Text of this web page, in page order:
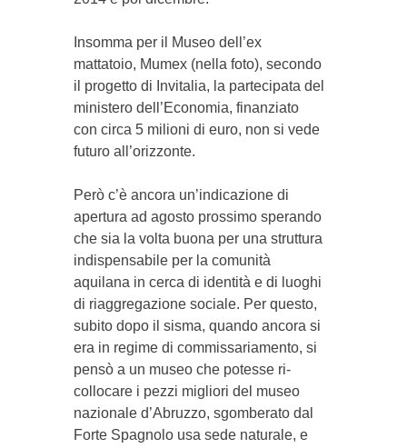
Insomma per il Museo dell’ex
mattatoio, Mumex (nel­la foto), secondo
il progetto di Invitalia, la partecipata del
ministero dell’Eco­no­mia, finanziato
con circa 5 milioni di euro, non si vede
fu­turo al­l’orizzonte.
Però c’è an­cora un’indicazione di
apertura ad agosto prossimo sperando
che sia la volta buo­na per una struttura
in­dispensabile per la co­muni­tà
aquilana in cerca di identità e di luoghi
di riaggregazione sociale. Per questo,
subito dopo il sisma, quando ancora si
era in re­gime di commissariamento, si
pensò a un museo che po­tesse ri­
collocare i pezzi mi­gliori del museo
nazionale d’Abruzzo, sgomberato dal
Forte Spa­gnolo usa sede na­turale, e